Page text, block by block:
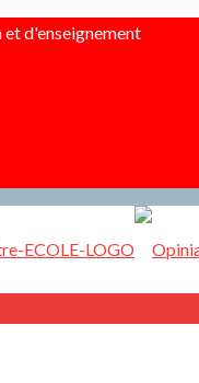
et d'enseignement